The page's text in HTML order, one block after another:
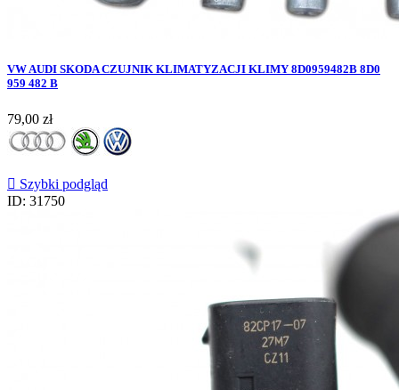
VW AUDI SKODA CZUJNIK KLIMATYZACJI KLIMY 8D0959482B 8D0
959 482 B
Cena
79,00 zł
 Szybki podgląd
ID: 31750